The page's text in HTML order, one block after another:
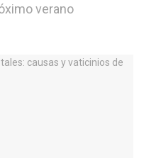
verano